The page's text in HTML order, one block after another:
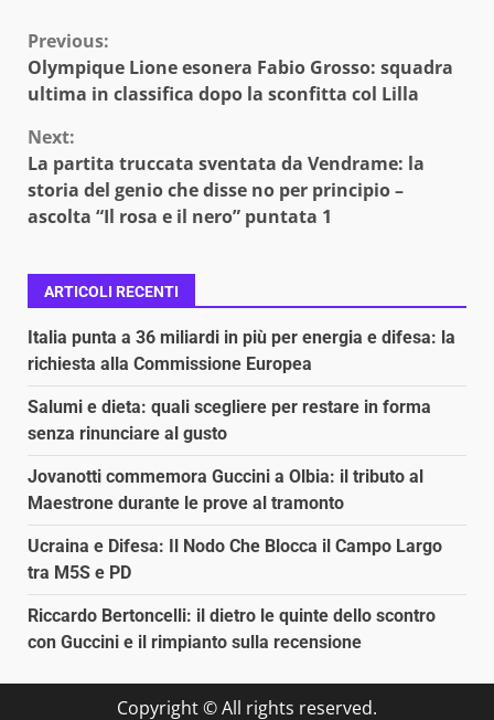
Continue
Reading
Previous:
Olympique Lione esonera Fabio Grosso: squadra
ultima in classifica dopo la sconfitta col Lilla
Next:
La partita truccata sventata da Vendrame: la
storia del genio che disse no per principio –
ascolta “Il rosa e il nero” puntata 1
ARTICOLI RECENTI
Italia punta a 36 miliardi in più per energia e difesa: la
richiesta alla Commissione Europea
Salumi e dieta: quali scegliere per restare in forma
senza rinunciare al gusto
Jovanotti commemora Guccini a Olbia: il tributo al
Maestrone durante le prove al tramonto
Ucraina e Difesa: Il Nodo Che Blocca il Campo Largo
tra M5S e PD
Riccardo Bertoncelli: il dietro le quinte dello scontro
con Guccini e il rimpianto sulla recensione
Copyright © All rights reserved.